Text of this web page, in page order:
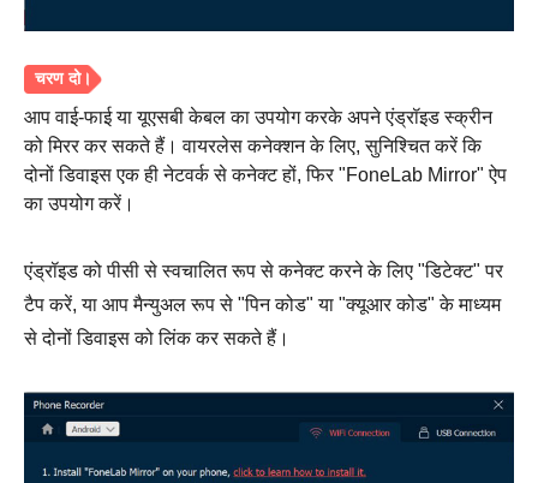
आप वाई-फाई या यूएसबी केबल का उपयोग करके अपने एंड्रॉइड स्क्रीन
को मिरर कर सकते हैं। वायरलेस कनेक्शन के लिए, सुनिश्चित करें कि
दोनों डिवाइस एक ही नेटवर्क से कनेक्ट हों, फिर "FoneLab Mirror" ऐप
का उपयोग करें।
एंड्रॉइड को पीसी से स्वचालित रूप से कनेक्ट करने के लिए "डिटेक्ट" पर
टैप करें, या आप मैन्युअल रूप से "पिन कोड" या "क्यूआर कोड" के माध्यम
से दोनों डिवाइस को लिंक कर सकते हैं।